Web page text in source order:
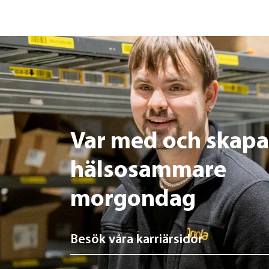
Var med och
hälsosammare
morgondag
Besök våra karriärsidor